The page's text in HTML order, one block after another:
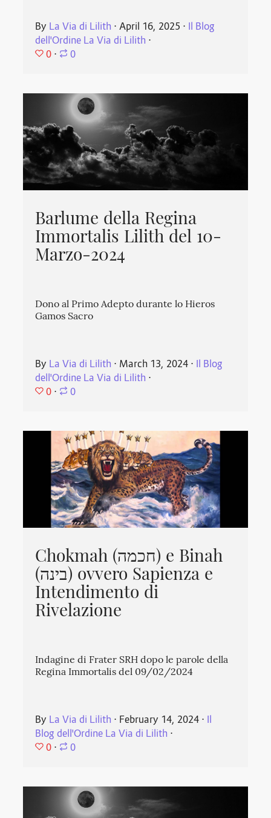
By La Via di Lilith ⋅April 16, 2025 ⋅ Il Blog
dell'Ordine La Via di Lilith ⋅
0 ⋅ 0
Barlume della Regina
Immortalis Lilith del 10-
Marzo-2024
Dono al Primo Adepto durante lo Hieros
Gamos Sacro
By La Via di Lilith ⋅ March 13, 2024 ⋅ Il Blog
dell'Ordine La Via di Lilith ⋅
0 ⋅ 0
Chokmah (חכמה) e Binah
(בינה) ovvero Sapienza e
Intendimento di
Rivelazione
Indagine di Frater SRH dopo le parole della
Regina Immortalis del 09/02/2024
By La Via di Lilith ⋅ February 14, 2024 ⋅ Il
Blog dell'Ordine La Via di Lilith ⋅
0 ⋅ 0